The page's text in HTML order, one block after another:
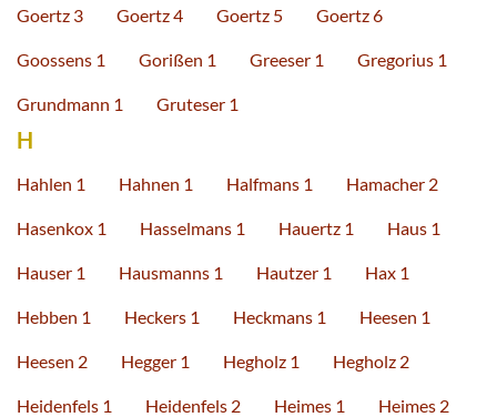
Goertz 3 Goertz 4 Goertz 5 Goertz 6
Goossens 1 Gorißen 1 Greeser 1 Gregorius 1
Grundmann 1 Gruteser 1
H
Hahlen 1 Hahnen 1 Halfmans 1 Hamacher 2
Hasenkox 1 Hasselmans 1 Hauertz 1 Haus 1
Hauser 1 Hausmanns 1 Hautzer 1 Hax 1
Hebben 1 Heckers 1 Heckmans 1 Heesen 1
Heesen 2 Hegger 1 Hegholz 1 Hegholz 2
Heidenfels 1 Heidenfels 2 Heimes 1 Heimes 2